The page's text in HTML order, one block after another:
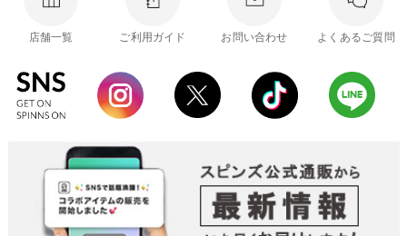
店舗一覧 ご利用ガイド お問い合わせ よくあるご質問